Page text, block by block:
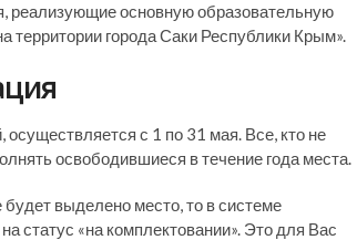
реализующие основную образовательную
территории города Саки Республики Крым».
с 1 по 31 мая. Все, кто не
освободившиеся в течение года места.
выделено место, то в системе
статус «на комплектовании». Это для Вас